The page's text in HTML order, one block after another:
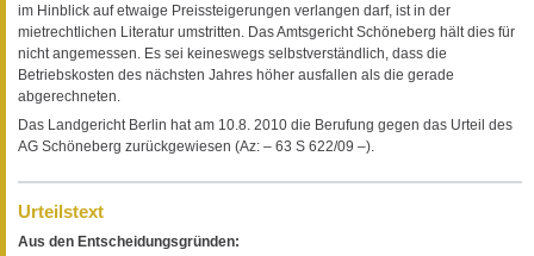
im Hinblick auf etwaige Preissteigerungen verlangen darf, ist in der
mietrechtlichen Literatur umstritten. Das Amtsgericht Schöneberg hält dies für
nicht angemessen. Es sei keineswegs selbstverständlich, dass die
Betriebskosten des nächsten Jahres höher ausfallen als die gerade
abgerechneten.
Das Landgericht Berlin hat am 10.8. 2010 die Berufung gegen das Urteil des
AG Schöneberg zurückgewiesen (Az: – 63 S 622/09 –).
Urteilstext
Aus den Entscheidungsgründen: